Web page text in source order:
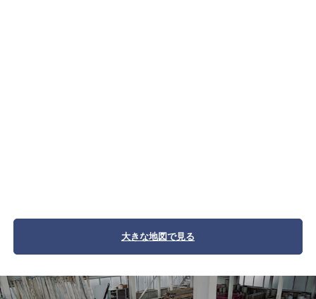
大きな地図で見る